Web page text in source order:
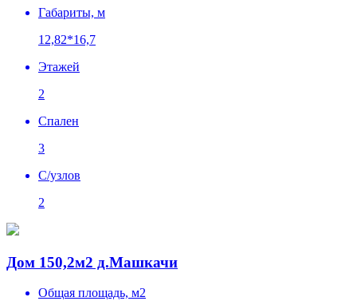
Габариты, м
12,82*16,7
Этажей
2
Спален
3
C/узлов
2
Дом 150,2м2 д.Машкачи
Общая площадь, м2